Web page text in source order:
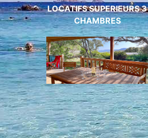
LOCATIFS SUPERIEURS 3
CHAMBRES